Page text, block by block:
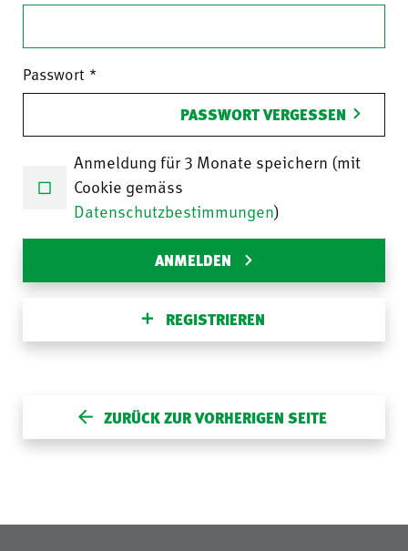
Passwort
PASSWORT VERGESSEN
Anmeldung für 3 Monate speichern (mit
Cookie gemäss
Datenschutzbestimmungen)
ANMELDEN
REGISTRIEREN
ZURÜCK ZUR VORHERIGEN SEITE